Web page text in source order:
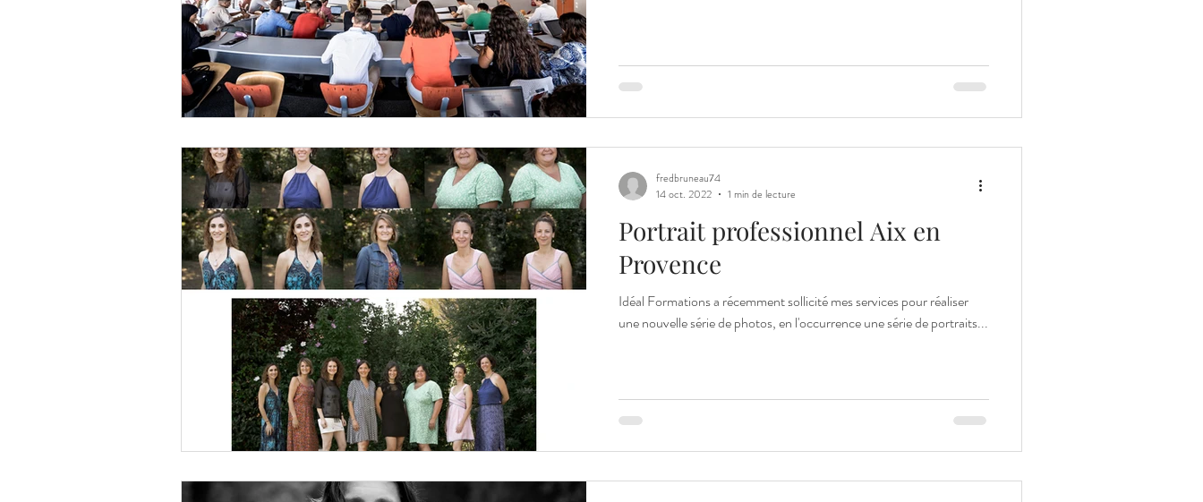
Portrait professionnel Aix en
Provence
Idéal Formations a récemment sollicité mes services pour réaliser
une nouvelle série de photos, en l'occurrence une série de portraits...
fredbruneau74
14 oct. 2022
1 min de lecture